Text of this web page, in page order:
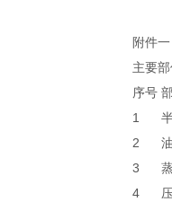
附件
主要
序号
1
2
3
4